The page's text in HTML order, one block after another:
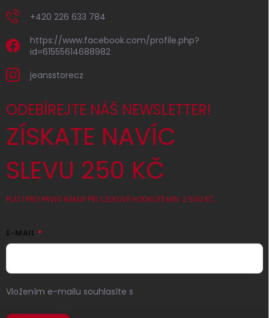
+420 226 633 784
https://www.facebook.com/profile.php?
id=61555614688982
jeansstorecz
ODEBÍREJTE NÁŠ NEWSLETTER!
ZÍSKATE NAVÍC
SLEVU 250 KČ
PLATÍ PRO PRVNÍ NÁKUP PŘI CELKOVÉ HODNOTĚ MIN. 2 500 KČ
E-MAIL
Vložením e-mailu souhlasíte s